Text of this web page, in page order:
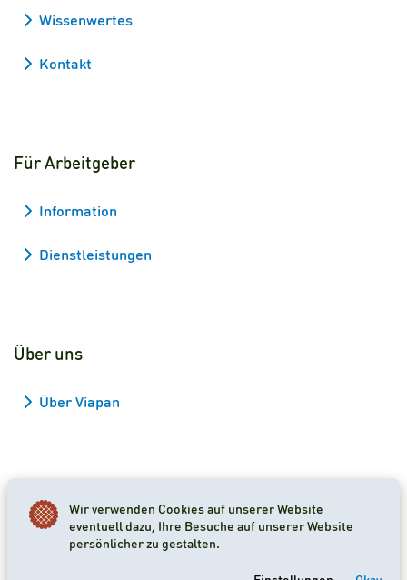
Wissenwertes
Kontakt
Für Arbeitgeber
Information
Dienstleistungen
Über uns
Über Viapan
2026 Viapan Dologidő Kft. © Alle Rechte vorbehalten.
Wir verwenden Cookies auf unserer Website
eventuell dazu, Ihre Besuche auf unserer Website
persönlicher zu gestalten.